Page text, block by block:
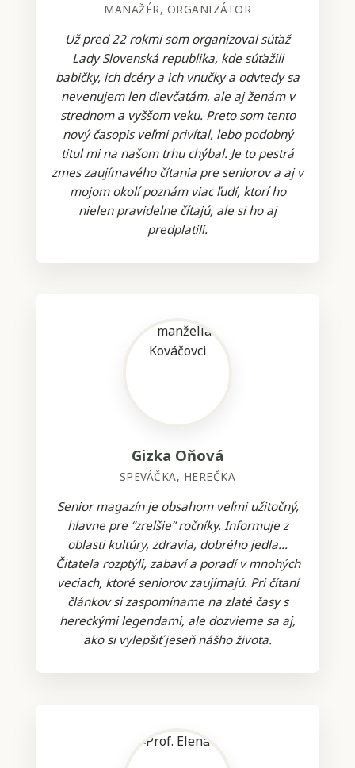
MANAŽÉR, ORGANIZÁTOR
Už pred 22 rokmi som organizoval súťaž
Lady Slovenská republika, kde súťažili
babičky, ich dcéry a ich vnučky a odvtedy sa
nevenujem len dievčatám, ale aj ženám v
strednom a vyššom veku. Preto som tento
nový časopis veľmi privítal, lebo podobný
titul mi na našom trhu chýbal. Je to pestrá
zmes zaujímavého čítania pre seniorov a aj v
mojom okolí poznám viac ľudí, ktorí ho
nielen pravidelne čítajú, ale si ho aj
predplatili.
Gizka Oňová
SPEVÁČKA, HEREČKA
Senior magazín je obsahom veľmi užitočný,
hlavne pre “zrelšie” ročníky. Informuje z
oblasti kultúry, zdravia, dobrého jedla...
Čitateľa rozptýli, zabaví a poradí v mnohých
veciach, ktoré seniorov zaujímajú. Pri čítaní
článkov si zaspomíname na zlaté časy s
hereckými legendami, ale dozvieme sa aj,
ako si vylepšiť jeseň nášho života.